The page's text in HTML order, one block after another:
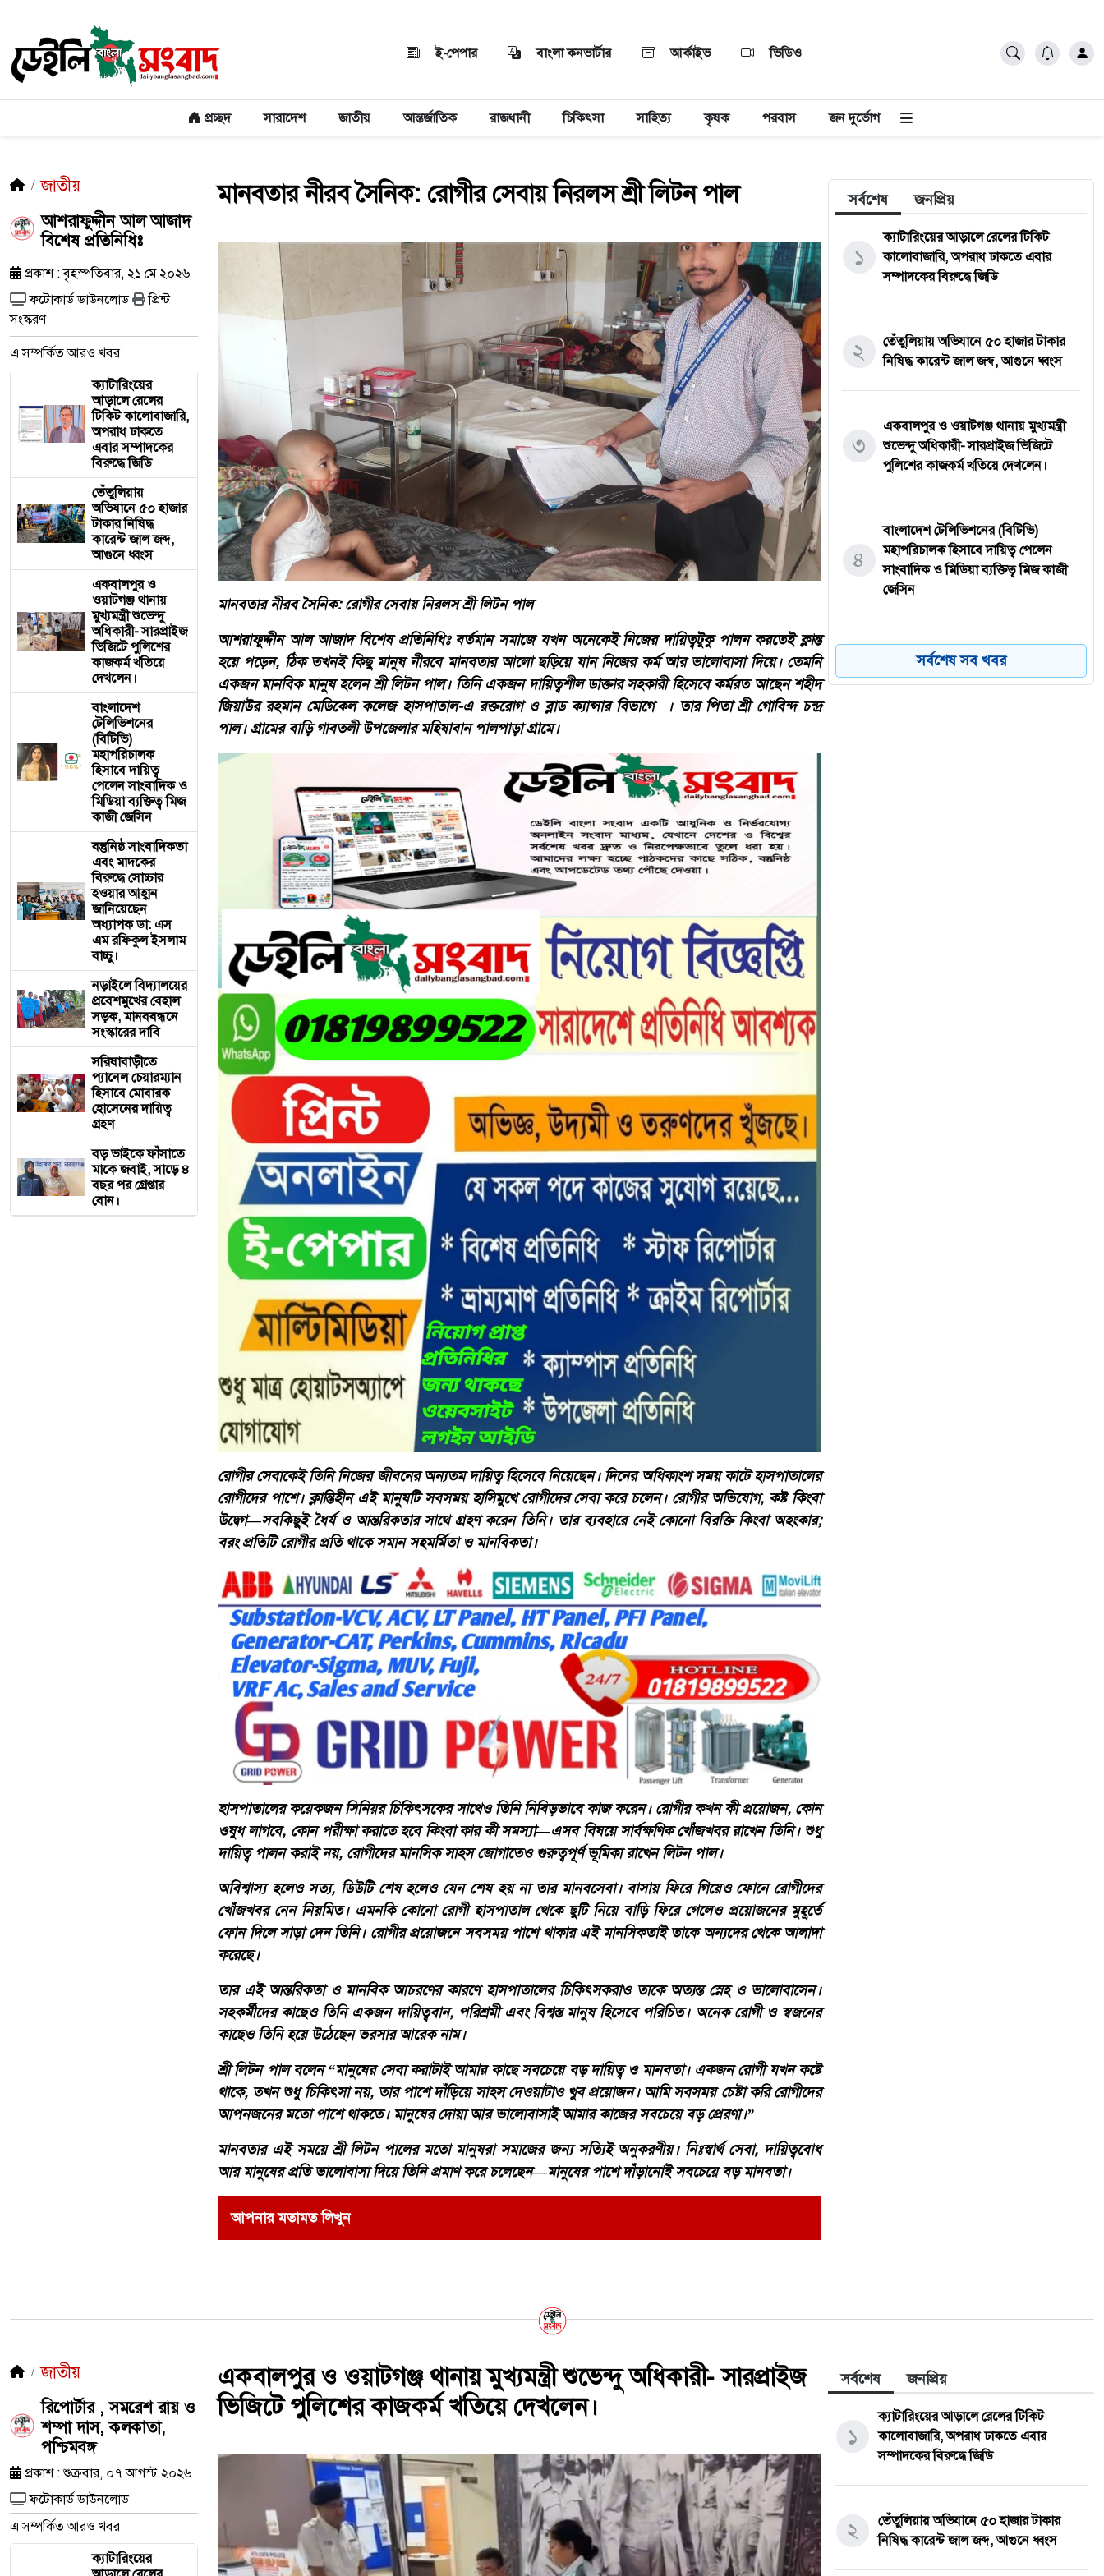
ই-পেপার বাংলা কনভার্টার আর্কাইভ ভিডিও
প্রচ্ছদ সারাদেশ জাতীয় আন্তর্জাতিক রাজধানী চিকিৎসা সাহিত্য কৃষক পরবাস জন দুর্ভোগ
জাতীয়
আশরাফুদ্দীন আল আজাদ
বিশেষ প্রতিনিধিঃ
প্রকাশ : বৃহস্পতিবার, ২১ মে ২০২৬
ফটোকার্ড ডাউনলোড
প্রিন্ট
সংস্করণ
এ সম্পর্কিত আরও খবর
ক্যাটারিংয়ের
আড়ালে রেলের
টিকিট কালোবাজারি,
অপরাধ ঢাকতে
এবার সম্পাদকের
বিরুদ্ধে জিডি
তেঁতুলিয়ায়
অভিযানে ৫০ হাজার
টাকার নিষিদ্ধ
কারেন্ট জাল জব্দ,
আগুনে ধ্বংস
একবালপুর ও
ওয়াটগঞ্জ থানায়
মুখ্যমন্ত্রী শুভেন্দু
অধিকারী- সারপ্রাইজ
ভিজিটে পুলিশের
কাজকর্ম খতিয়ে
দেখলেন।
বাংলাদেশ
টেলিভিশনের
(বিটিভি)
মহাপরিচালক
হিসাবে দায়িত্ব
পেলেন সাংবাদিক ও
মিডিয়া ব্যক্তিত্ব মিজ
কাজী জেসিন
বস্তুনিষ্ঠ সাংবাদিকতা
এবং মাদকের
বিরুদ্ধে সোচ্চার
হওয়ার আহ্বান
জানিয়েছেন
অধ্যাপক ডা: এস
এম রফিকুল ইসলাম
বাচ্চু।
নড়াইলে বিদ্যালয়ের
প্রবেশমুখের বেহাল
সড়ক, মানববন্ধনে
সংস্কারের দাবি
সরিষাবাড়ীতে
প্যানেল চেয়ারম্যান
হিসাবে মোবারক
হোসেনের দায়িত্ব
গ্রহণ
বড় ভাইকে ফাঁসাতে
মাকে জবাই, সাড়ে ৪
বছর পর গ্রেপ্তার
বোন।
মানবতার নীরব সৈনিক: রোগীর সেবায় নিরলস শ্রী লিটন পাল
মানবতার নীরব সৈনিক: রোগীর সেবায় নিরলস শ্রী লিটন পাল
আশরাফুদ্দীন আল আজাদ বিশেষ প্রতিনিধিঃ বর্তমান সমাজে যখন অনেকেই নিজের দায়িত্বটুকু পালন করতেই ক্লান্ত
হয়ে পড়েন, ঠিক তখনই কিছু মানুষ নীরবে মানবতার আলো ছড়িয়ে যান নিজের কর্ম আর ভালোবাসা দিয়ে। তেমনি
একজন মানবিক মানুষ হলেন শ্রী লিটন পাল। তিনি একজন দায়িত্বশীল ডাক্তার সহকারী হিসেবে কর্মরত আছেন শহীদ
জিয়াউর রহমান মেডিকেল কলেজ হাসপাতাল-এ রক্তরোগ ও ব্লাড ক্যান্সার বিভাগে । তার পিতা শ্রী গোবিন্দ চন্দ্র
পাল। গ্রামের বাড়ি গাবতলী উপজেলার মহিষাবান পালপাড়া গ্রামে।
রোগীর সেবাকেই তিনি নিজের জীবনের অন্যতম দায়িত্ব হিসেবে নিয়েছেন। দিনের অধিকাংশ সময় কাটে হাসপাতালের
রোগীদের পাশে। ক্লান্তিহীন এই মানুষটি সবসময় হাসিমুখে রোগীদের সেবা করে চলেন। রোগীর অভিযোগ, কষ্ট কিংবা
উদ্বেগ—সবকিছুই ধৈর্য ও আন্তরিকতার সাথে গ্রহণ করেন তিনি। তার ব্যবহারে নেই কোনো বিরক্তি কিংবা অহংকার;
বরং প্রতিটি রোগীর প্রতি থাকে সমান সহমর্মিতা ও মানবিকতা।
হাসপাতালের কয়েকজন সিনিয়র চিকিৎসকের সাথেও তিনি নিবিড়ভাবে কাজ করেন। রোগীর কখন কী প্রয়োজন, কোন
ওষুধ লাগবে, কোন পরীক্ষা করাতে হবে কিংবা কার কী সমস্যা—এসব বিষয়ে সার্বক্ষণিক খোঁজখবর রাখেন তিনি। শুধু
দায়িত্ব পালন করাই নয়, রোগীদের মানসিক সাহস জোগাতেও গুরুত্বপূর্ণ ভূমিকা রাখেন লিটন পাল।
অবিশ্বাস্য হলেও সত্য, ডিউটি শেষ হলেও যেন শেষ হয় না তার মানবসেবা। বাসায় ফিরে গিয়েও ফোনে রোগীদের
খোঁজখবর নেন নিয়মিত। এমনকি কোনো রোগী হাসপাতাল থেকে ছুটি নিয়ে বাড়ি ফিরে গেলেও প্রয়োজনের মুহূর্তে
ফোন দিলে সাড়া দেন তিনি। রোগীর প্রয়োজনে সবসময় পাশে থাকার এই মানসিকতাই তাকে অন্যদের থেকে আলাদা
করেছে।
তার এই আন্তরিকতা ও মানবিক আচরণের কারণে হাসপাতালের চিকিৎসকরাও তাকে অত্যন্ত স্নেহ ও ভালোবাসেন।
সহকর্মীদের কাছেও তিনি একজন দায়িত্ববান, পরিশ্রমী এবং বিশ্বস্ত মানুষ হিসেবে পরিচিত। অনেক রোগী ও স্বজনের
কাছেও তিনি হয়ে উঠেছেন ভরসার আরেক নাম।
শ্রী লিটন পাল বলেন “মানুষের সেবা করাটাই আমার কাছে সবচেয়ে বড় দায়িত্ব ও মানবতা। একজন রোগী যখন কষ্টে
থাকে, তখন শুধু চিকিৎসা নয়, তার পাশে দাঁড়িয়ে সাহস দেওয়াটাও খুব প্রয়োজন। আমি সবসময় চেষ্টা করি রোগীদের
আপনজনের মতো পাশে থাকতে। মানুষের দোয়া আর ভালোবাসাই আমার কাজের সবচেয়ে বড় প্রেরণা।”
মানবতার এই সময়ে শ্রী লিটন পালের মতো মানুষরা সমাজের জন্য সত্যিই অনুকরণীয়। নিঃস্বার্থ সেবা, দায়িত্ববোধ
আর মানুষের প্রতি ভালোবাসা দিয়ে তিনি প্রমাণ করে চলেছেন—মানুষের পাশে দাঁড়ানোই সবচেয়ে বড় মানবতা।
আপনার মতামত লিখুন
সর্বশেষ জনপ্রিয়
১
ক্যাটারিংয়ের আড়ালে রেলের টিকিট
কালোবাজারি, অপরাধ ঢাকতে এবার
সম্পাদকের বিরুদ্ধে জিডি
২
তেঁতুলিয়ায় অভিযানে ৫০ হাজার টাকার
নিষিদ্ধ কারেন্ট জাল জব্দ, আগুনে ধ্বংস
৩
একবালপুর ও ওয়াটগঞ্জ থানায় মুখ্যমন্ত্রী
শুভেন্দু অধিকারী- সারপ্রাইজ ভিজিটে
পুলিশের কাজকর্ম খতিয়ে দেখলেন।
৪
বাংলাদেশ টেলিভিশনের (বিটিভি)
মহাপরিচালক হিসাবে দায়িত্ব পেলেন
সাংবাদিক ও মিডিয়া ব্যক্তিত্ব মিজ কাজী
জেসিন
৫
বস্তুনিষ্ঠ সাংবাদিকতা এবং মাদকের
বিরুদ্ধে সোচ্চার হওয়ার আহ্বান
সর্বশেষ সব খবর
জাতীয়
রিপোর্টার , সমরেশ রায় ও
শম্পা দাস, কলকাতা,
পশ্চিমবঙ্গ
প্রকাশ : শুক্রবার, ০৭ আগস্ট ২০২৬
ফটোকার্ড ডাউনলোড
এ সম্পর্কিত আরও খবর
ক্যাটারিংয়ের
একবালপুর ও ওয়াটগঞ্জ থানায় মুখ্যমন্ত্রী শুভেন্দু অধিকারী- সারপ্রাইজ
ভিজিটে পুলিশের কাজকর্ম খতিয়ে দেখলেন।
সর্বশেষ জনপ্রিয়
১
ক্যাটারিংয়ের আড়ালে রেলের টিকিট
কালোবাজারি, অপরাধ ঢাকতে এবার
সম্পাদকের বিরুদ্ধে জিডি
২
তেঁতুলিয়ায় অভিযানে ৫০ হাজার টাকার
নিষিদ্ধ কারেন্ট জাল জব্দ, আগুনে ধ্বংস